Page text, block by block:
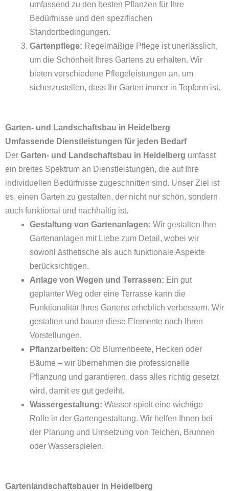
umfassend zu den besten Pflanzen für Ihre
Bedürfnisse und den spezifischen
Standortbedingungen.
Gartenpflege: Regelmäßige Pflege ist unerlässlich,
um die Schönheit Ihres Gartens zu erhalten. Wir
bieten verschiedene Pflegeleistungen an, um
sicherzustellen, dass Ihr Garten immer in Topform ist.
Garten- und Landschaftsbau in Heidelberg
Umfassende Dienstleistungen für jeden Bedarf
Der Garten- und Landschaftsbau in Heidelberg umfasst
ein breites Spektrum an Dienstleistungen, die auf Ihre
individuellen Bedürfnisse zugeschnitten sind. Unser Ziel ist
es, einen Garten zu gestalten, der nicht nur schön, sondern
auch funktional und nachhaltig ist.
Gestaltung von Gartenanlagen: Wir gestalten Ihre
Gartenanlagen mit Liebe zum Detail, wobei wir
sowohl ästhetische als auch funktionale Aspekte
berücksichtigen.
Anlage von Wegen und Terrassen: Ein gut
geplanter Weg oder eine Terrasse kann die
Funktionalität Ihres Gartens erheblich verbessern. Wir
gestalten und bauen diese Elemente nach Ihren
Vorstellungen.
Pflanzarbeiten: Ob Blumenbeete, Hecken oder
Bäume – wir übernehmen die professionelle
Pflanzung und garantieren, dass alles richtig gesetzt
wird, damit es gut gedeiht.
Wassergestaltung: Wasser spielt eine wichtige
Rolle in der Gartengestaltung. Wir helfen Ihnen bei
der Planung und Umsetzung von Teichen, Brunnen
oder Wasserspielen.
Gartenlandschaftsbauer in Heidelberg